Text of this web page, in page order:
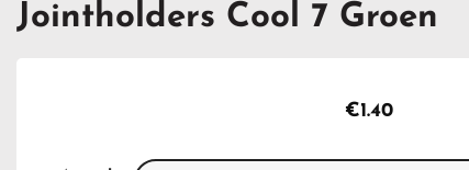
Jointholders Cool 7 Groen
€1.40